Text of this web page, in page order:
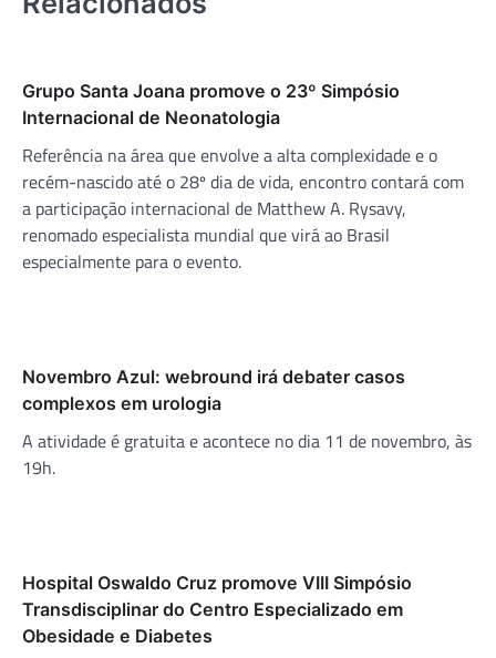
Grupo Santa Joana promove o 23º Simpósio
Internacional de Neonatologia
Referência na área que envolve a alta complexidade e o
recém-nascido até o 28º dia de vida, encontro contará com
a participação internacional de Matthew A. Rysavy,
renomado especialista mundial que virá ao Brasil
especialmente para o evento.
Novembro Azul: webround irá debater casos
complexos em urologia
A atividade é gratuita e acontece no dia 11 de novembro, às
19h.
Hospital Oswaldo Cruz promove VIII Simpósio
Transdisciplinar do Centro Especializado em
Obesidade e Diabetes